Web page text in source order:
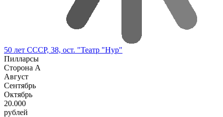
50 лет СССР, 38, ост. "Театр "Нур"
Пилларсы
Сторона А
Август
Сентябрь
Октябрь
20.000
рублей